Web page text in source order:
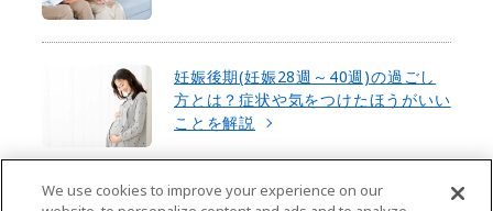
妊娠後期(妊娠28週～40週)の過ごし
方とは？症状や気をつけたほうがいい
ことを解説
【医師監修】粘液栓とは？おしるしと
We use cookies to improve your experience on our